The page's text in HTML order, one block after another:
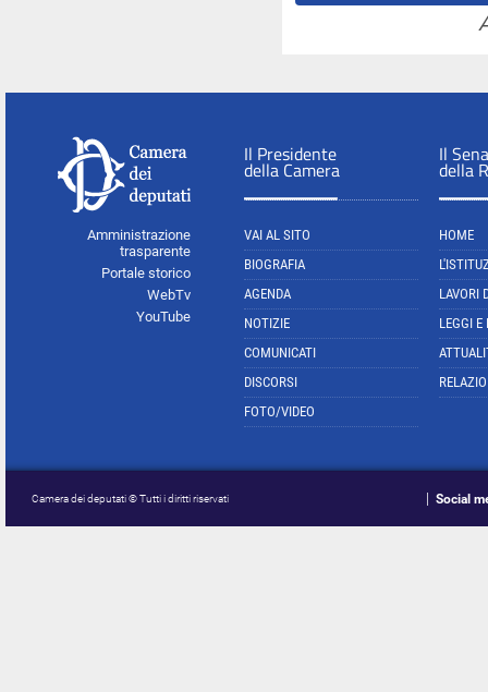
Amministrazione
trasparente
Portale storico
WebTv
YouTube
Il Presidente
della Camera
VAI AL SITO
BIOGRAFIA
AGENDA
NOTIZIE
COMUNICATI
DISCORSI
FOTO/VIDEO
Il
della
HOME
LAVORI
LEGGI E
Camera dei deputati © Tutti i diritti riservati Social